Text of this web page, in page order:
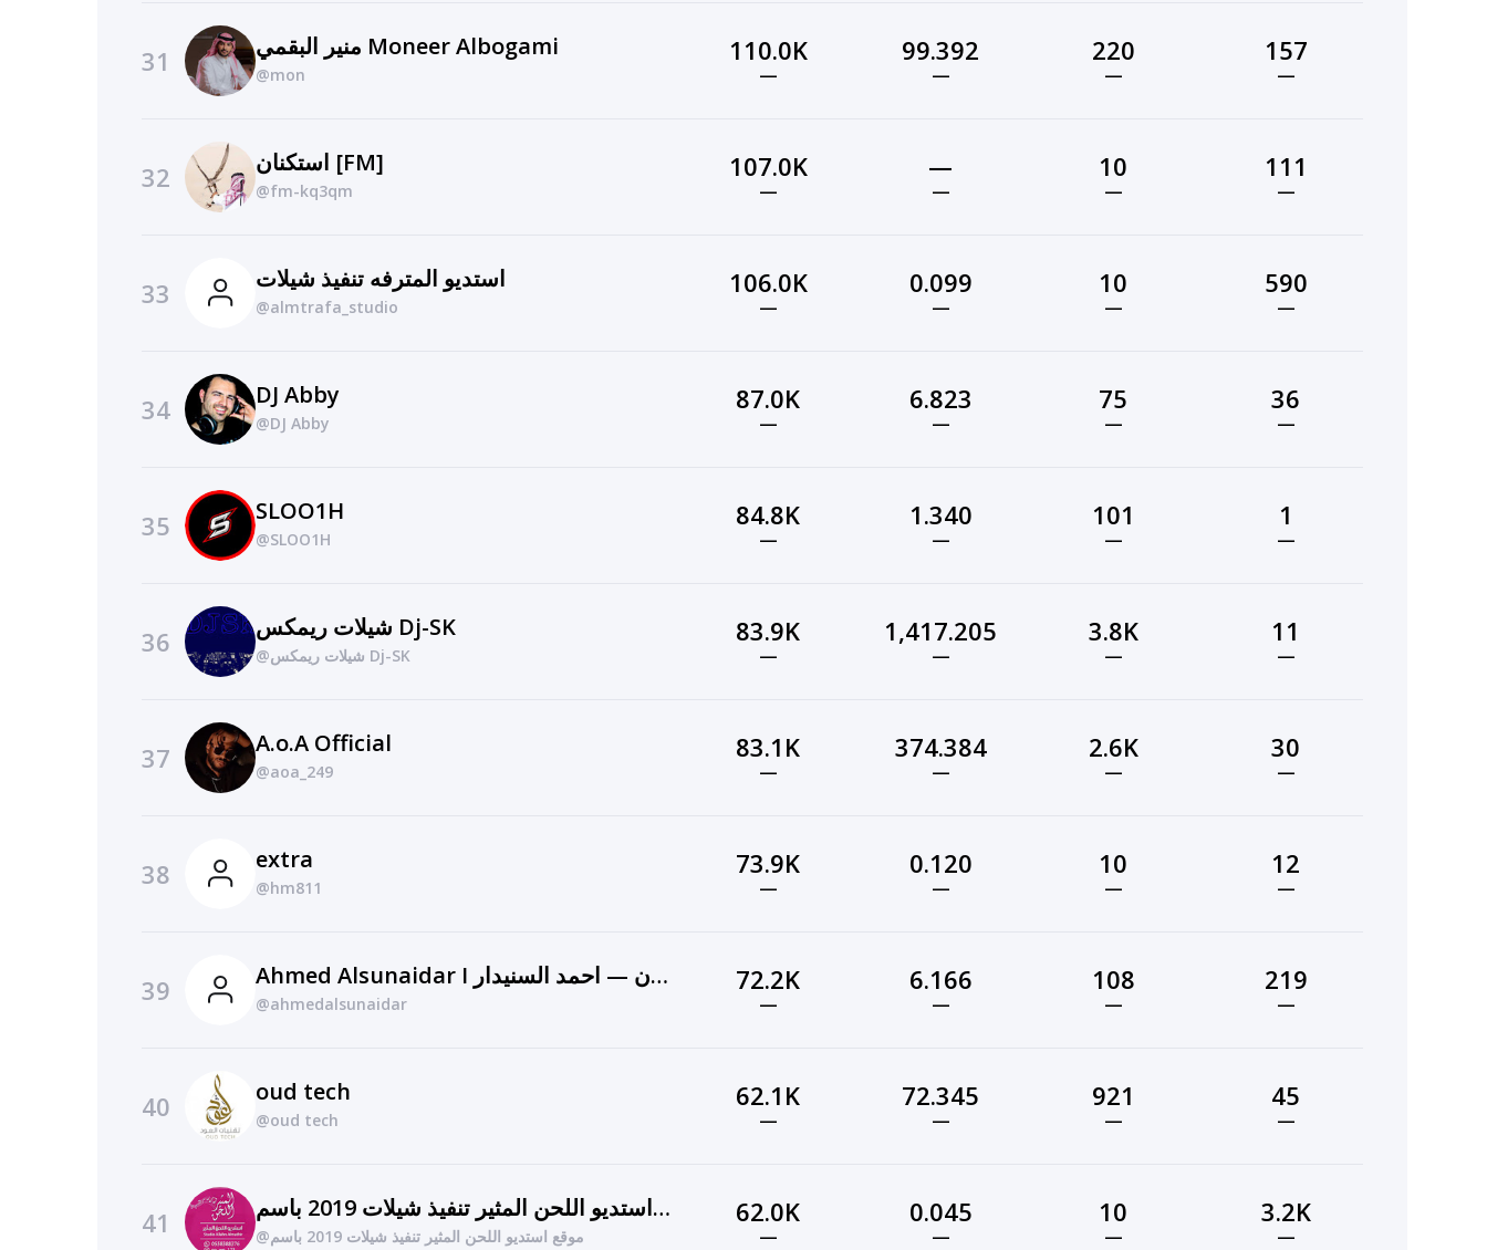
31 منير البقمي Moneer Albogami
@mon
110.0K
—
99.392
—
220
—
157
—
32 استكنان [FM]
@fm-kq3qm
107.0K
—
—
—
10
—
111
—
33 استديو المترفه تنفيذ شيلات
@almtrafa_studio
106.0K
—
0.099
—
10
—
590
—
34 DJ Abby
@DJ Abby
87.0K
—
6.823
—
75
—
36
—
35 SLOO1H
@SLOO1H
84.8K
—
1.340
—
101
—
1
—
36 شيلات ريمكس Dj-SK
@شيلات ريمكس Dj-SK
83.9K
—
1,417.205
—
3.8K
—
11
—
37 A.o.A Official
@aoa_249
83.1K
—
374.384
—
2.6K
—
30
—
38 extra
@hm811
73.9K
—
0.120
—
10
—
12
—
39 Ahmed Alsunaidar I الفنان — احمد السنيدار
@ahmedalsunaidar
72.2K
—
6.166
—
108
—
219
—
40 oud tech
@oud tech
62.1K
—
72.345
—
921
—
45
—
41 موقع استديو اللحن المثير تنفيذ شيلات 2019 باسم
@موقع استديو اللحن المثير تنفيذ شيلات 2019 باسم
62.0K
—
0.045
—
10
—
3.2K
—